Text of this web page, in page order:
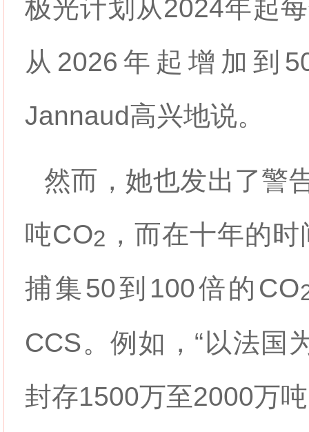
极光计划从2024年起
从2026年起增加到
Jannaud高兴地说。
然而，她也发出了警
吨CO2 ，而在十年的
捕集50到100倍的 CO
CCS。例如，“以法国
封存1500万至2000万吨